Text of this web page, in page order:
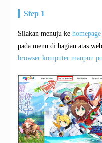
Step 1
Silakan menuju ke
pada menu di bagian atas
browser komputer maupun